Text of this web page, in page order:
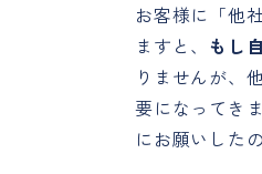
お客様に「他
ますと、 もし
りませんが、
要になってきま
にお願いした